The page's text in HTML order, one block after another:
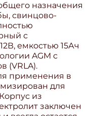
назначения
свинцово-
с
емкостью 15Ач
AGM с
(VRLA).
применения в
для
из
заключен